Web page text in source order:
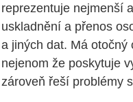
reprezentuje nejmenší
uskladnění a přenos
a jiných dat. Má otočný
nejenom že poskytuje
zároveň řeší problémy